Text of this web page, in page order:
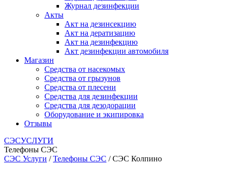
Журнал дезинфекции
Акты
Акт на дезинсекцию
Акт на дератизацию
Акт на дезинфекцию
Акт дезинфекции автомобиля
Магазин
Средства от насекомых
Средства от грызунов
Средства от плесени
Средства для дезинфекции
Средства для дезодорации
Оборудование и экипировка
Отзывы
СЭСУСЛУГИ
Телефоны СЭС
СЭС Услуги /Телефоны СЭС / СЭС Колпино